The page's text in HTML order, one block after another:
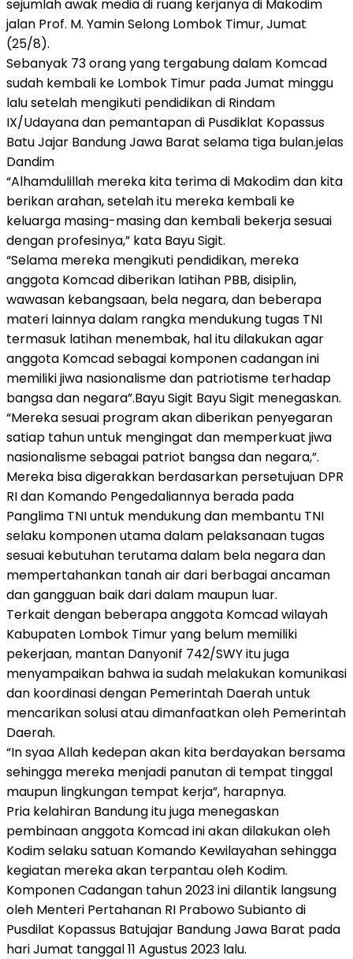
sejumlah awak media di ruang kerjanya di Makodim
jalan Prof. M. Yamin Selong Lombok Timur, Jumat
(25/8).
Sebanyak 73 orang yang tergabung dalam Komcad
sudah kembali ke Lombok Timur pada Jumat minggu
lalu setelah mengikuti pendidikan di Rindam
IX/Udayana dan pemantapan di Pusdiklat Kopassus
Batu Jajar Bandung Jawa Barat selama tiga bulan.jelas
Dandim
“Alhamdulillah mereka kita terima di Makodim dan kita
berikan arahan, setelah itu mereka kembali ke
keluarga masing-masing dan kembali bekerja sesuai
dengan profesinya,” kata Bayu Sigit.
“Selama mereka mengikuti pendidikan, mereka
anggota Komcad diberikan latihan PBB, disiplin,
wawasan kebangsaan, bela negara, dan beberapa
materi lainnya dalam rangka mendukung tugas TNI
termasuk latihan menembak, hal itu dilakukan agar
anggota Komcad sebagai komponen cadangan ini
memiliki jiwa nasionalisme dan patriotisme terhadap
bangsa dan negara”.Bayu Sigit Bayu Sigit menegaskan.
“Mereka sesuai program akan diberikan penyegaran
satiap tahun untuk mengingat dan memperkuat jiwa
nasionalisme sebagai patriot bangsa dan negara,”.
Mereka bisa digerakkan berdasarkan persetujuan DPR
RI dan Komando Pengedaliannya berada pada
Panglima TNI untuk mendukung dan membantu TNI
selaku komponen utama dalam pelaksanaan tugas
sesuai kebutuhan terutama dalam bela negara dan
mempertahankan tanah air dari berbagai ancaman
dan gangguan baik dari dalam maupun luar.
Terkait dengan beberapa anggota Komcad wilayah
Kabupaten Lombok Timur yang belum memiliki
pekerjaan, mantan Danyonif 742/SWY itu juga
menyampaikan bahwa ia sudah melakukan komunikasi
dan koordinasi dengan Pemerintah Daerah untuk
mencarikan solusi atau dimanfaatkan oleh Pemerintah
Daerah.
“In syaa Allah kedepan akan kita berdayakan bersama
sehingga mereka menjadi panutan di tempat tinggal
maupun lingkungan tempat kerja”, harapnya.
Pria kelahiran Bandung itu juga menegaskan
pembinaan anggota Komcad ini akan dilakukan oleh
Kodim selaku satuan Komando Kewilayahan sehingga
kegiatan mereka akan terpantau oleh Kodim.
Komponen Cadangan tahun 2023 ini dilantik langsung
oleh Menteri Pertahanan RI Prabowo Subianto di
Pusdilat Kopassus Batujajar Bandung Jawa Barat pada
hari Jumat tanggal 11 Agustus 2023 lalu.